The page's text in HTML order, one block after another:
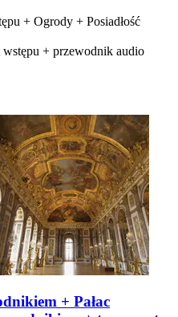
+ Ogrody + Posiadłość
+ przewodnik audio
+ Pałac